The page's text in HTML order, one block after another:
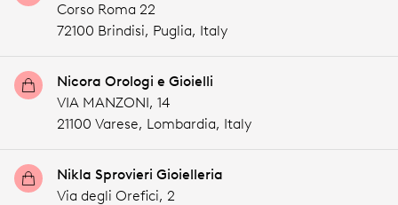
Corso Roma 22
72100 Brindisi, Puglia, Italy
Nicora Orologi e Gioielli
VIA MANZONI, 14
21100 Varese, Lombardia, Italy
Nikla Sprovieri Gioielleria
Via degli Orefici, 2